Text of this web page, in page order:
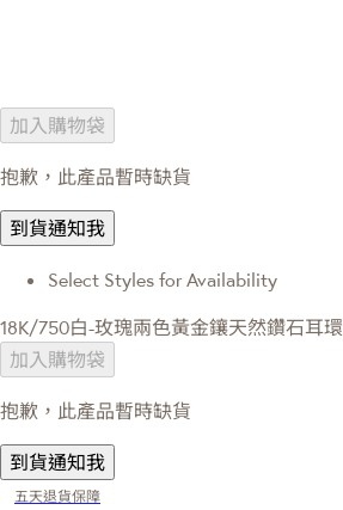
加入購物袋
抱歉，此產品暫時缺貨
到貨通知我
Select Styles for Availability
18K/750白-玫瑰兩色黃金鑲天然鑽石耳環
加入購物袋
抱歉，此產品暫時缺貨
到貨通知我
五天退貨保障